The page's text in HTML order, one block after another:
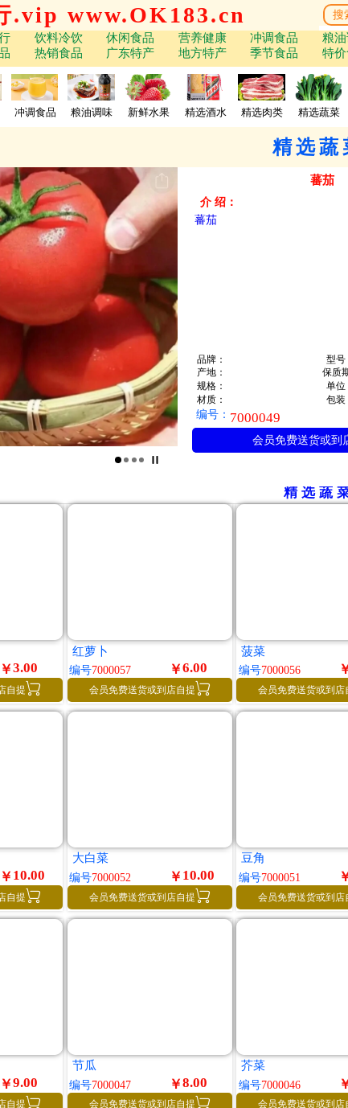
.vip www.OK183.cn
饮料冷饮 休闲食品 营养健康 冲调食品 粮
热销食品 广东特产 地方特产 季节食品 特
冲调食品 粮油调味 新鲜水果 精选酒水 精选肉类 精选蔬菜
精选蔬
蕃茄
介 绍：
蕃茄
品牌：
型号
产地：
保质
规格：
单位
材质：
包装
编号： 7000049
会员免费送货或到
精选蔬
￥3.00
自提 
红萝卜
编号7000057 ￥6.00
会员免费送货或到店自提 
菠菜
编号7000056
会员免费送货或到店
￥ 10.00
自提 
大白菜
编号7000052 ￥ 10.00
会员免费送货或到店自提 
豆角
编号7000051
会员免费送货或到店
￥9.00
自提 
节瓜
编号7000047 ￥8.00
会员免费送货或到店自提 
芥菜
编号7000046
会员免费送货或到店